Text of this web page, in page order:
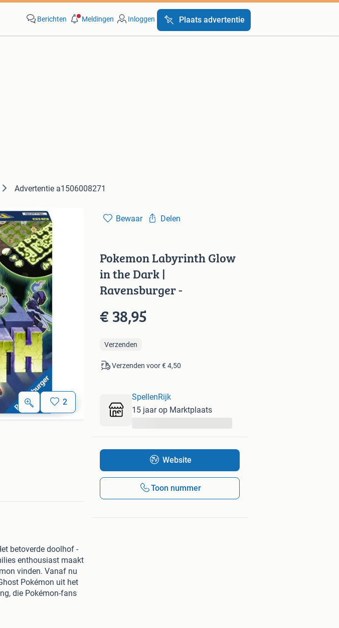
Berichten Meldingen Inloggen Plaats advertentie
Advertentie a1506008271
2
betoverde doolhof -
enthousiast maakt
vinden. Vanaf nu
Pokémon uit het
die Pokémon-fans
Inhoud: 1
4 Pokémon
Bewaar Delen
Pokemon Labyrinth Glow
in the Dark |
Ravensburger -
€ 38,95
Verzenden
Verzenden voor € 4,50
SpellenRijk
15 jaar op Marktplaats
Website
Toon nummer